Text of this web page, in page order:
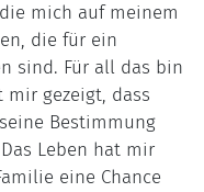
mich auf meinem
die für ein
sind. Für all das bin
mir gezeigt, dass
Bestimmung
Leben hat mir
eine Chance